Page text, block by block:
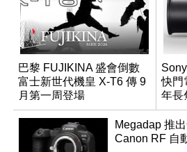
巴黎 FUJIKINA 盛會倒數
富士新世代機皇 X-T6 傳 9
月第一周登場
快門
年長
登場
Megadap 推
Canon RF 自